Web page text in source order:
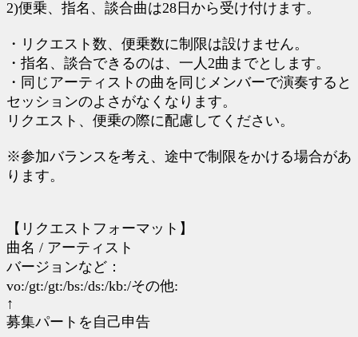
2)便乗、指名、談合曲は28日から受け付けます。
・リクエスト数、便乗数に制限は設けません。
・指名、談合できるのは、一人2曲までとします。
・同じアーティストの曲を同じメンバーで演奏すると
セッションのよさがなくなります。
リクエスト、便乗の際に配慮してください。
※参加バランスを考え、途中で制限をかける場合があ
ります。
【リクエストフォーマット】
曲名 / アーティスト
バージョンなど：
vo:/gt:/gt:/bs:/ds:/kb:/その他:
↑
募集パートを自己申告